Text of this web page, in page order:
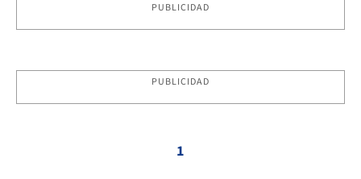
PUBLICIDAD
PUBLICIDAD
1